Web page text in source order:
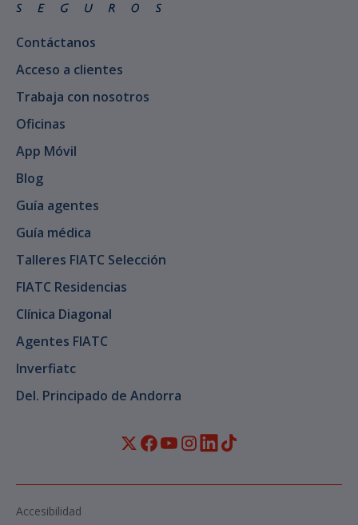
Contáctanos
Acceso a clientes
Trabaja con nosotros
Oficinas
App Móvil
Blog
Guía agentes
Guía médica
Talleres FIATC Selección
FIATC Residencias
Clínica Diagonal
Agentes FIATC
Inverfiatc
Del. Principado de Andorra
Accesibilidad